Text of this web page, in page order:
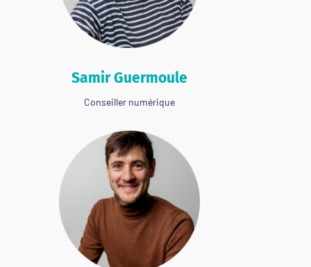
Samir Guermoule
Conseiller numérique